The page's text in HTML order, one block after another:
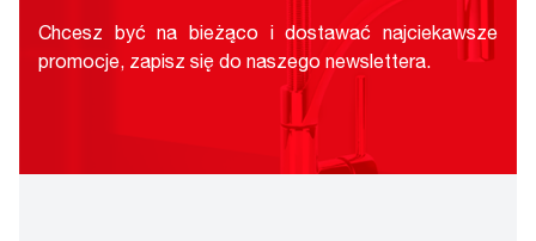
Chcesz być na bieżąco i dostawać najciekawsze
promocje, zapisz się do naszego newslettera.